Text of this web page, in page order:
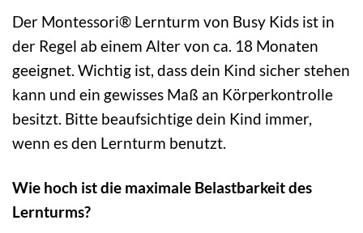
Der Montessori® Lernturm von Busy Kids ist in
der Regel ab einem Alter von ca. 18 Monaten
geeignet. Wichtig ist, dass dein Kind sicher stehen
kann und ein gewisses Maß an Körperkontrolle
besitzt. Bitte beaufsichtige dein Kind immer,
wenn es den Lernturm benutzt.
Wie hoch ist die maximale Belastbarkeit des
Lernturms?